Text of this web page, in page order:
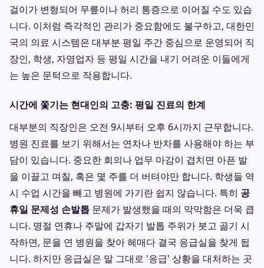
걸이가 변형되어 무릎이나 허리 통증으로 이어질 수도 있습
니다. 이처럼 즉각적인 관리가 중요함에도 불구하고, 대한민
국의 의료 시스템은 대부분 평일 주간 중심으로 운영되어 직
장인, 학생, 자영업자 등 평일 시간을 내기 어려운 이들에게
는 높은 문턱으로 작용합니다.
시간에 쫓기는 현대인의 고충: 평일 진료의 한계
대부분의 직장인은 오전 9시부터 오후 6시까지 근무합니다.
병원 진료를 보기 위해서는 연차나 반차를 사용해야 하는 부
담이 있습니다. 중요한 회의나 업무 마감이 겹치면 아픈 발
을 이끌고 며칠, 혹은 몇 주를 더 버텨야만 합니다. 학생들 역
시 수업 시간을 빼고 병원에 가기란 쉽지 않습니다. 특히 공
휴일 문제성 손발톱 문제가 발생했을 때의 막막함은 더욱 큽
니다. 명절 연휴나 주말에 갑자기 발톱 주위가 붓고 곪기 시
작하면, 문을 연 병원을 찾아 헤매다 결국 응급실을 찾게 됩
니다. 하지만 응급실은 말 그대로 '응급' 상황을 대처하는 곳